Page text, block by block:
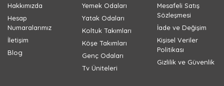
Hakkımızda
Hesap
Numaralarımız
İletişim
Blog
Yemek Odaları
Yatak Odaları
Koltuk Takımları
Köşe Takımları
Genç Odaları
Tv Üniteleri
Mesafeli Satış
Sözleşmesi
İade ve Değişim
Kişisel Veriler
Politikası
Gizlilik ve Güvenlik